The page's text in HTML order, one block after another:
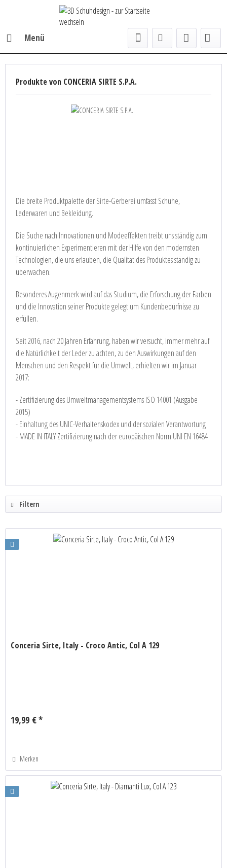
Menü
Produkte von CONCERIA SIRTE S.P.A.
Die breite Produktpalette der Sirte-Gerberei umfasst Schuhe,
Lederwaren und Bekleidung.
Die Suche nach Innovationen und Modeeffekten treibt uns ständig zum
kontinuierlichen Experimentieren mit der Hilfe von den modernsten
Technologien, die uns erlauben, die Qualität des Produktes ständig zu
überwachen.
Besonderes Augenmerk wird auf das Studium, die Erforschung der Farben
und die Innovation seiner Produkte gelegt um Kundenbedürfnisse zu
erfüllen.
Seit 2016, nach 20 Jahren Erfahrung, haben wir versucht, immer mehr auf
die Natürlichkeit der Leder zu achten, zu den Auswirkungen auf den
Menschen und den Respekt für die Umwelt, erhielten wir im Januar
2017:
- Zertifizierung des Umweltmanagementsystems ISO 14001 (Ausgabe
2015)
- Einhaltung des UNIC-Verhaltenskodex und der sozialen Verantwortung
- MADE IN ITALY Zertifizierung nach der europäischen Norm UNI EN 16484
Filtern
Conceria Sirte, Italy - Croco Antic, Col A 129
19,99 € *
Merken